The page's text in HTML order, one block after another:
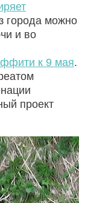
города можно
и во
к 9 мая.
проект